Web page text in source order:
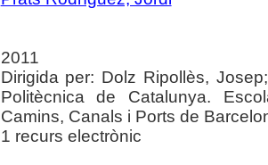
2011
Dirigida per: Dolz Ripollès,
Politècnica de Catalunya.
Camins, Canals i Ports de
1 recurs electrònic